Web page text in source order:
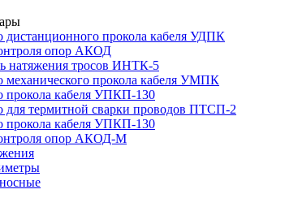
дистанционного прокола кабеля УДПК
опор АКОД
натяжения тросов ИНТК-5
механического прокола кабеля УМПК
прокола кабеля УПКП-130
для термитной сварки проводов ПТСП-2
прокола кабеля УПКП-130
опор АКОД-М